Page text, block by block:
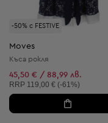
-50% с FESTIVE
Moves
Къса рокля
45,50 € / 88,99 лв.
Препоръчителна цена:
RRP 119,00 € (-61%)